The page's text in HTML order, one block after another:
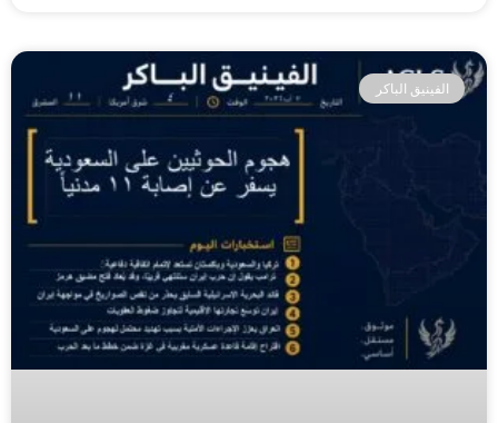
الفينيق الباكر